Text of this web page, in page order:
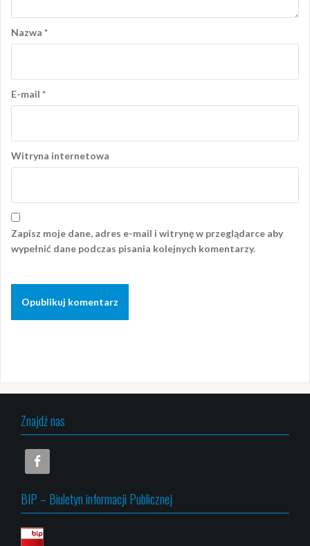
Nazwa *
E-mail *
Witryna internetowa
Zapisz moje dane, adres e-mail i witrynę w przeglądarce aby
wypełnić dane podczas pisania kolejnych komentarzy.
Znajdź nas
BIP – Biuletyn informacji Publicznej